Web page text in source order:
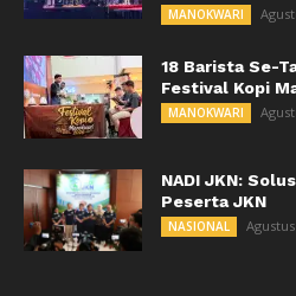
MANOKWARI
18 Barista Se-
Festival Kopi
MANOKWARI
NADI JKN:
Peserta JKN
NASIONAL